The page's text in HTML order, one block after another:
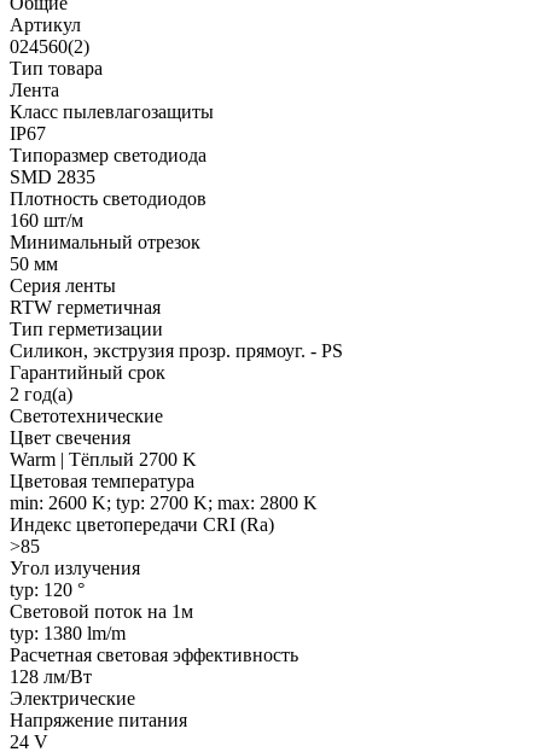
Артикул
024560(2)
Тип товара
Лента
Класс пылевлагозащиты
IP67
Типоразмер светодиода
SMD 2835
Плотность светодиодов
160 шт/м
Минимальный отрезок
50 мм
Серия ленты
RTW герметичная
Тип герметизации
Силикон, экструзия прозр. прямоуг. - PS
Гарантийный срок
2 год(а)
Светотехнические
Цвет свечения
Warm | Тёплый 2700 K
Цветовая температура
min: 2600 K; typ: 2700 K; max: 2800 K
Индекс цветопередачи CRI (Ra)
>85
Угол излучения
typ: 120 °
Световой поток на 1м
typ: 1380 lm/m
Расчетная световая эффективность
128 лм/Вт
Электрические
Напряжение питания
24 V